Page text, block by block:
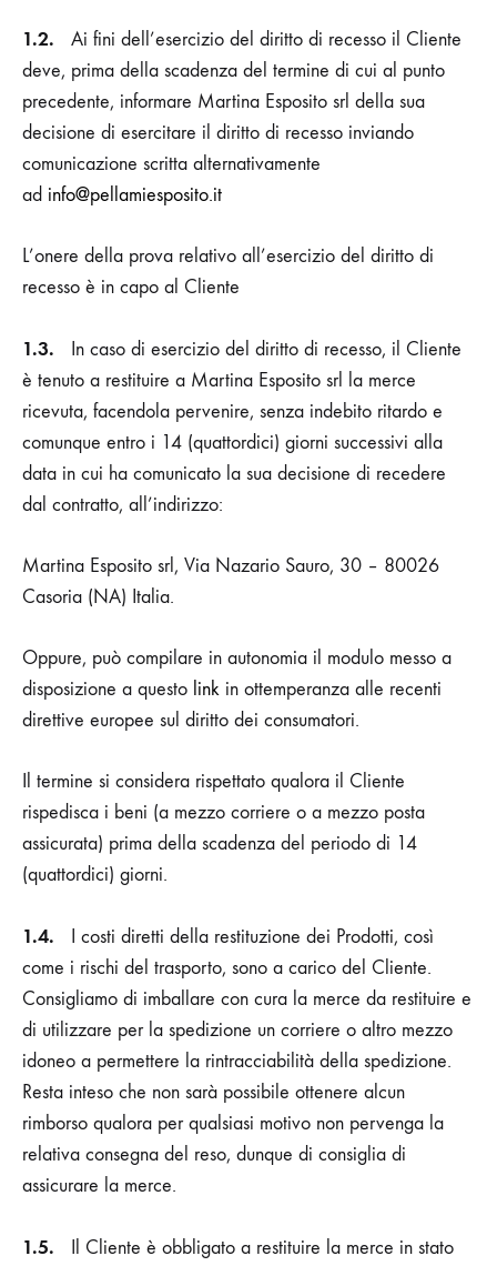
1.2. Ai fini dell’esercizio del diritto di recesso il Cliente
deve, prima della scadenza del termine di cui al punto
precedente, informare Martina Esposito srl della sua
decisione di esercitare il diritto di recesso inviando
comunicazione scritta alternativamente
ad info@pellamiesposito.it
L’onere della prova relativo all’esercizio del diritto di
recesso è in capo al Cliente
1.3.
In caso di esercizio del diritto di recesso, il Cliente
è tenuto a restituire a Martina Esposito srl la merce
ricevuta, facendola pervenire, senza indebito ritardo e
comunque entro i 14 (quattordici) giorni successivi alla
data in cui ha comunicato la sua decisione di recedere
dal contratto, all’indirizzo:
Martina Esposito srl, Via Nazario Sauro, 30 – 80026
Casoria (NA) Italia.
Oppure, può compilare in autonomia il modulo messo a
disposizione a questo link in ottemperanza alle recenti
direttive europee sul diritto dei consumatori.
Il termine si considera rispettato qualora il Cliente
rispedisca i beni (a mezzo corriere o a mezzo posta
assicurata) prima della scadenza del periodo di 14
(quattordici) giorni.
1.4.
I costi diretti della restituzione dei Prodotti, così
come i rischi del trasporto, sono a carico del Cliente.
Consigliamo di imballare con cura la merce da restituire e
di utilizzare per la spedizione un corriere o altro mezzo
idoneo a permettere la rintracciabilità della spedizione.
Resta inteso che non sarà possibile ottenere alcun
rimborso qualora per qualsiasi motivo non pervenga la
relativa consegna del reso, dunque di consiglia di
assicurare la merce.
1.5.
Il Cliente è obbligato a restituire la merce in stato